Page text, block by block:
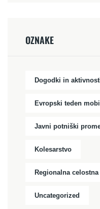
OZNAKE
Dogodki in
Evropski teden
Javni potniški
Kolesarstvo
Regionalna
Uncategorized